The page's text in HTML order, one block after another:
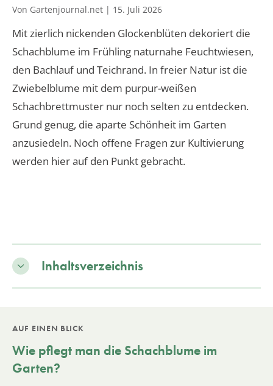
Von Gartenjournal.net | 15. Juli 2026
Mit zierlich nickenden Glockenblüten dekoriert die
Schachblume im Frühling naturnahe Feuchtwiesen,
den Bachlauf und Teichrand. In freier Natur ist die
Zwiebelblume mit dem purpur-weißen
Schachbrettmuster nur noch selten zu entdecken.
Grund genug, die aparte Schönheit im Garten
anzusiedeln. Noch offene Fragen zur Kultivierung
werden hier auf den Punkt gebracht.
Inhaltsverzeichnis
AUF EINEN BLICK
Wie pflegt man die Schachblume im
Garten?